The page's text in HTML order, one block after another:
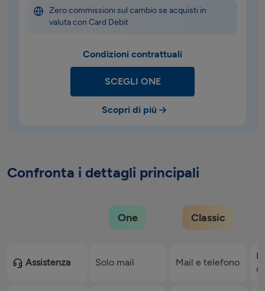
Zero commissioni sul cambio se acquisti in
valuta con Card Debit
Condizioni contrattuali
SCEGLI ONE
Scopri di più
Confronta i dettagli principali
One Classic
Assistenza Solo mail Mail e telefono